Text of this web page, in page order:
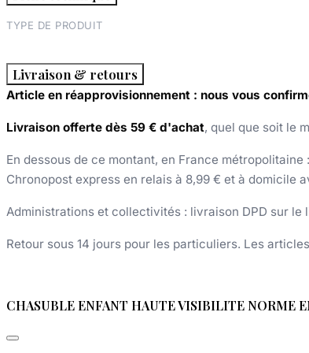
TYPE DE PRODUIT
Livraison & retours
Article en réapprovisionnement : nous vous
Livraison offerte dès 59 € d'achat, quel que soit le
En dessous de ce montant, en France
Chronopost express en relais à 8,99 € et à domicile
Administrations et collectivités : livraison DPD sur
Retour sous 14 jours pour les particuliers. Les
CHASUBLE ENFANT HAUTE VISIBILITE NORME